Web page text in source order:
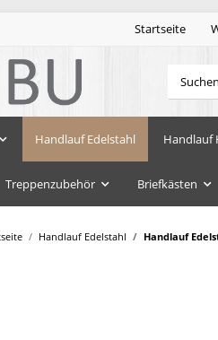
Startseite
Handlauf Edelstahl Handlauf
Treppenzubehör Briefkästen
Handlauf Edelstahl Handlauf